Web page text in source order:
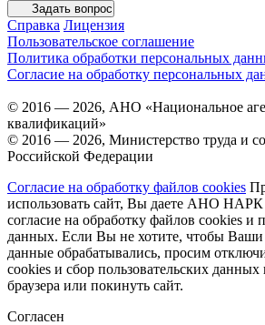
Задать вопрос
Справка Лицензия
Пользовательское соглашение
Политика обработки персональных
Согласие на обработку персональных
© 2016 — 2026, АНО «Национальное
квалификаций»
© 2016 — 2026, Министерство труда и
Российской Федерации
Согласие на обработку файлов cookies
использовать сайт, Вы даете АНО
согласие на обработку файлов cookies и
данных. Если Вы не хотите, чтобы
данные обрабатывались, просим
cookies и сбор пользовательских
браузера или покинуть сайт.
Согласен